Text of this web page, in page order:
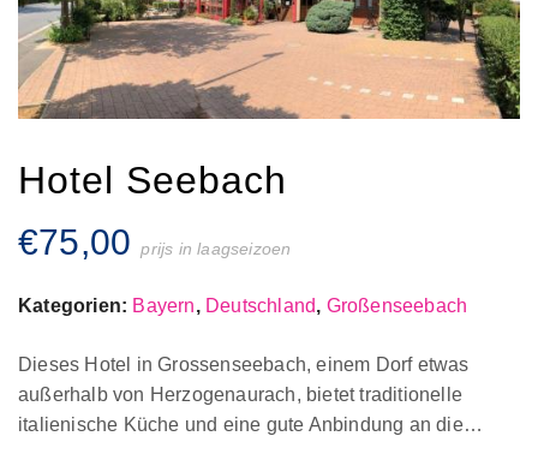
Hotel Seebach
€75,00 prijs in laagseizoen
Kategorien: Bayern, Deutschland, Großenseebach
Dieses Hotel in Grossenseebach, einem Dorf etwas
außerhalb von Herzogenaurach, bietet traditionelle
italienische Küche und eine gute Anbindung an die…